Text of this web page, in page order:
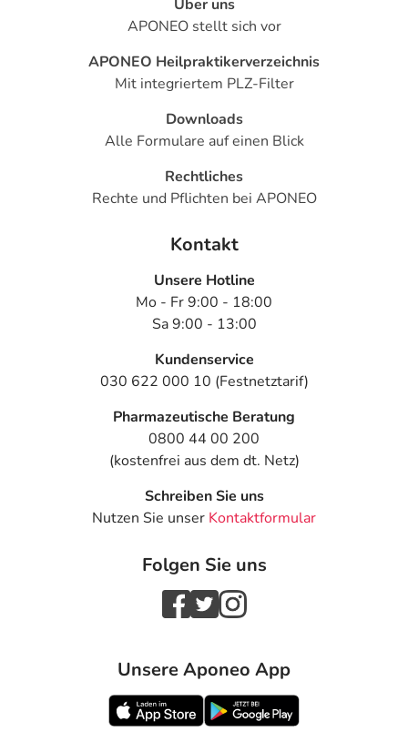
Über uns
APONEO stellt sich vor
APONEO Heilpraktikerverzeichnis
Mit integriertem PLZ-Filter
Downloads
Alle Formulare auf einen Blick
Rechtliches
Rechte und Pflichten bei APONEO
Kontakt
Unsere Hotline
Mo - Fr 9:00 - 18:00
Sa 9:00 - 13:00
Kundenservice
030 622 000 10 (Festnetztarif)
Pharmazeutische Beratung
0800 44 00 200
(kostenfrei aus dem dt. Netz)
Schreiben Sie uns
Nutzen Sie unser Kontaktformular
Folgen Sie uns
Unsere Aponeo App